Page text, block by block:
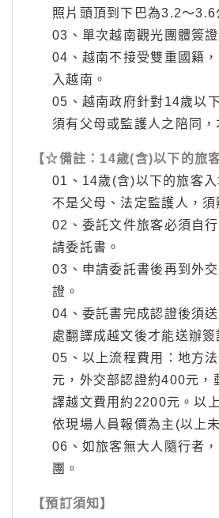
照片頭頂到下巴為3.2～3.6
03、單次越南觀光團體簽
04、越南不接受雙重國籍
入越南。
05、越南政府針對14歲以
須有父母或監護人之陪同，
【☆備註：14歲(含)以下的旅
01、14歲(含)以下的旅客
不是父母、法定監護人，須
02、委託文件旅客必須自
請委託書。
03、申請委託書後再到外
證。
04、委託書完成認證後須
處翻譯成越文後才能送辦簽
05、以上流程費用：地方
元，外交部認證約400元，
譯越文費用約2200元。以
依現場人員報價為主(以上
06、如旅客無大人隨行者
團。
【預訂須知】